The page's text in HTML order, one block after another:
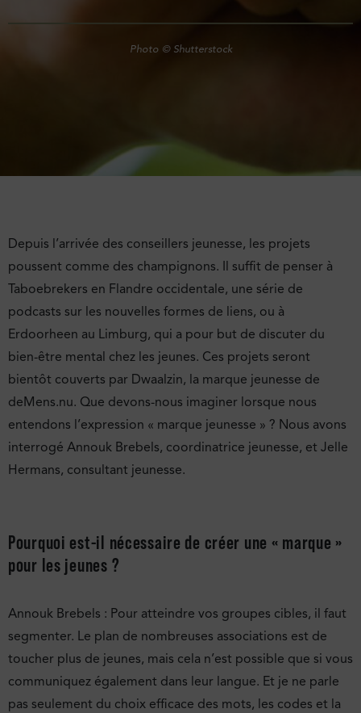
Photo © Shutterstock
Depuis l’arrivée des conseillers jeunesse, les projets
poussent comme des champignons. Il suffit de penser à
Taboebrekers en Flandre occidentale, une série de
podcasts sur les nouvelles formes de liens, ou à
Erdoorheen au Limburg, qui a pour but de discuter du
bien-être mental chez les jeunes. Ces projets seront
bientôt couverts par Dwaalzin, la marque jeunesse de
deMens.nu. Que devons-nous imaginer lorsque nous
entendons l’expression « marque jeunesse » ? Nous avons
interrogé Annouk Brebels, coordinatrice jeunesse, et Jelle
Hermans, consultant jeunesse.
Pourquoi est-il nécessaire de créer une « marque »
pour les jeunes ?
Annouk Brebels : Pour atteindre vos groupes cibles, il faut
segmenter. Le plan de nombreuses associations est de
toucher plus de jeunes, mais cela n’est possible que si vous
communiquez également dans leur langue. Et je ne parle
pas seulement du choix efficace des mots, les codes et la